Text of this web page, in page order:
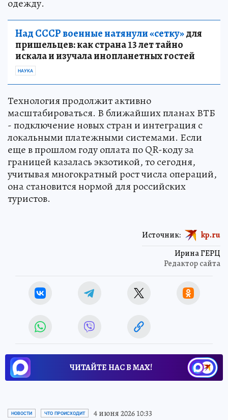
одежду.
Над СССР военные натянули «сетку»для
пришельцев: как страна 13 лет тайно
искала и изучала инопланетных гостей
НАУКА
Технология продолжит активно
масштабироваться. В ближайших планах ВТБ
- подключение новых стран и интеграция с
локальными платежными системами. Если
еще в прошлом году оплата по QR-коду за
границей казалась экзотикой, то сегодня,
учитывая многократный рост числа операций,
она становится нормой для российских
туристов.
Ирина ГЕРЦ
Редактор сайта
Источник: kp.ru
ЧИТАЙТЕ НАС В МАХ!
НОВОСТИ ЧТО ПРОИСХОДИТ 4 июня 2026 10:33